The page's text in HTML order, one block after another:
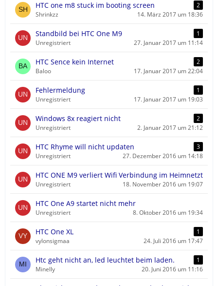
HTC one m8 stuck im booting screen
2
Shrinkzz
14. März 2017 um 18:36
Standbild bei HTC One M9
1
Unregistriert
27. Januar 2017 um 11:14
HTC Sence kein Internet
2
Baloo
17. Januar 2017 um 22:04
Fehlermeldung
1
Unregistriert
17. Januar 2017 um 19:03
Windows 8x reagiert nicht
2
Unregistriert
2. Januar 2017 um 21:12
HTC Rhyme will nicht updaten
3
Unregistriert
27. Dezember 2016 um 14:18
HTC ONE M9 verliert Wifi Verbindung im Heimnetzt
Unregistriert 18. November 2016 um 19:07
HTC One A9 startet nicht mehr
Unregistriert 8. Oktober 2016 um 19:34
HTC One XL
1
vylonsigmaa
24. Juli 2016 um 17:47
Htc geht nicht an, led leuchtet beim laden.
1
Minelly
20. Juni 2016 um 11:16